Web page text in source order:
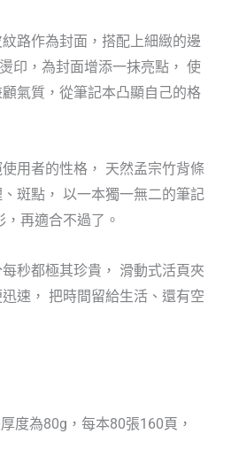
路作為封面，搭配上細緻的邊
印，為封面增添一抹亮點， 使
氣質，從筆記本凸顯自己的格
用者的性格， 天然孟宗竹背條
斑點， 以一本獨一無二的筆記
再適合不過了。
秒都極其珍貴， 滑動式活頁夾
速， 把時間留給生活、還有空
度為80g，每本80張160頁，